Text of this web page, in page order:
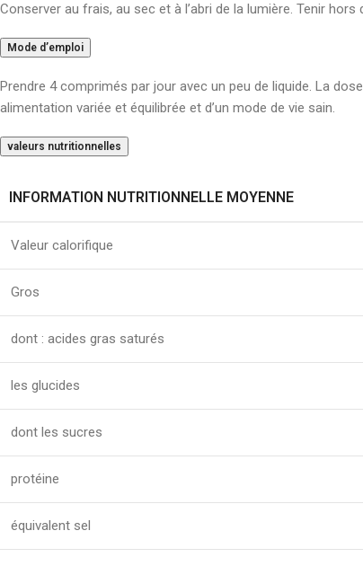
Conserver au frais, au sec et à l’abri de la lumière. Tenir
Mode d’emploi
Prendre 4 comprimés par jour avec un peu de liquide. La
alimentation variée et équilibrée et d’un mode de vie sain.
valeurs nutritionnelles
INFORMATION NUTRITIONNELLE MOYENNE
Valeur calorifique
Gros
dont : acides gras saturés
les glucides
dont les sucres
protéine
équivalent sel